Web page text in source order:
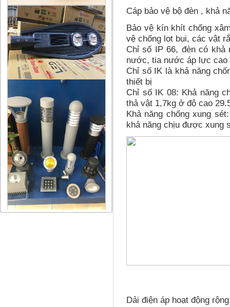
Cáp bảo vệ bộ đèn , khả
Bảo vệ kín khít chống
vệ chống lọt bụi, các vật
Chỉ số IP 66, đèn có khả
nước, tia nước áp lực cao
Chỉ số IK là khả năng
thiết bị
Chỉ số IK 08: Khả năng
thả vật 1,7kg ở độ cao
Khả năng chống xung
khả năng chịu được xung
Dải điện áp hoạt động